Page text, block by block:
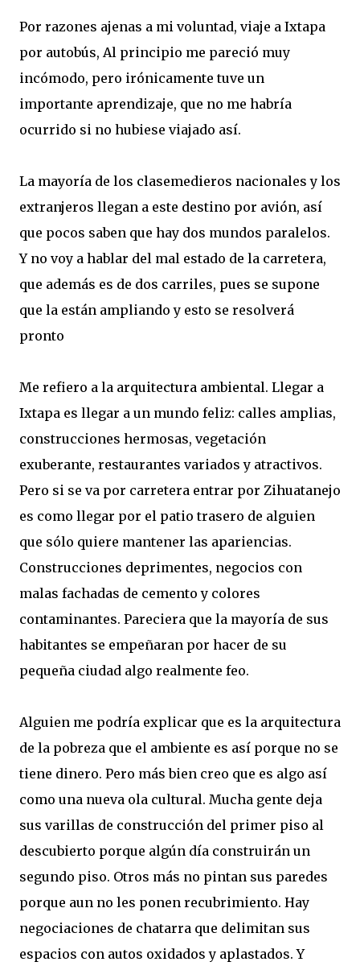
Por razones ajenas a mi voluntad, viaje a Ixtapa
por autobús, Al principio me pareció muy
incómodo, pero irónicamente tuve un
importante aprendizaje, que no me habría
ocurrido si no hubiese viajado así.
La mayoría de los clasemedieros nacionales y los
extranjeros llegan a este destino por avión, así
que pocos saben que hay dos mundos paralelos.
Y no voy a hablar del mal estado de la carretera,
que además es de dos carriles, pues se supone
que la están ampliando y esto se resolverá
pronto
Me refiero a la arquitectura ambiental. Llegar a
Ixtapa es llegar a un mundo feliz: calles amplias,
construcciones hermosas, vegetación
exuberante, restaurantes variados y atractivos.
Pero si se va por carretera entrar por Zihuatanejo
es como llegar por el patio trasero de alguien
que sólo quiere mantener las apariencias.
Construcciones deprimentes, negocios con
malas fachadas de cemento y colores
contaminantes. Pareciera que la mayoría de sus
habitantes se empeñaran por hacer de su
pequeña ciudad algo realmente feo.
Alguien me podría explicar que es la arquitectura
de la pobreza que el ambiente es así porque no se
tiene dinero. Pero más bien creo que es algo así
como una nueva ola cultural. Mucha gente deja
sus varillas de construcción del primer piso al
descubierto porque algún día construirán un
segundo piso. Otros más no pintan sus paredes
porque aun no les ponen recubrimiento. Hay
negociaciones de chatarra que delimitan sus
espacios con autos oxidados y aplastados. Y